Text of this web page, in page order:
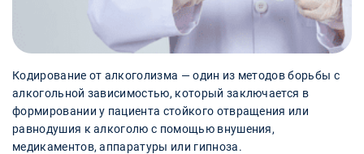
Кодирование от алкоголизма — один из методов борьбы с
алкогольной зависимостью, который заключается в
формировании у пациента стойкого отвращения или
равнодушия к алкоголю с помощью внушения,
медикаментов, аппаратуры или гипноза.